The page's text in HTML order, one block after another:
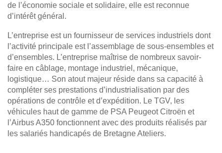
de l’économie sociale et solidaire, elle est reconnue
d’intérêt général.
L’entreprise est un fournisseur de services industriels dont
l’activité principale est l’assemblage de sous-ensembles et
d’ensembles. L’entreprise maîtrise de nombreux savoir-
faire en câblage, montage industriel, mécanique,
logistique… Son atout majeur réside dans sa capacité à
compléter ses prestations d’industrialisation par des
opérations de contrôle et d’expédition. Le TGV, les
véhicules haut de gamme de PSA Peugeot Citroën et
l’Airbus A350 fonctionnent avec des produits réalisés par
les salariés handicapés de Bretagne Ateliers.